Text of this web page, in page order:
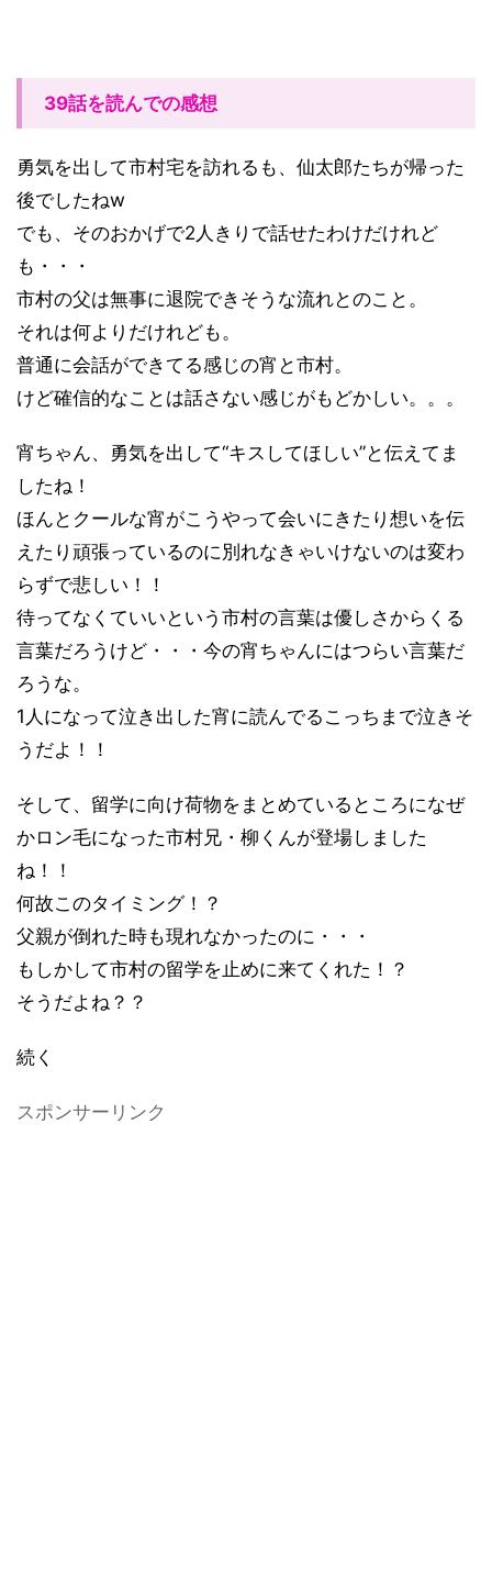
39話を読んでの感想
勇気を出して市村宅を訪れるも、仙太郎たちが帰った
後でしたねw
でも、そのおかげで2人きりで話せたわけだけれど
も・・・
市村の父は無事に退院できそうな流れとのこと。
それは何よりだけれども。
普通に会話ができてる感じの宵と市村。
けど確信的なことは話さない感じがもどかしい。。。
宵ちゃん、勇気を出して“キスしてほしい”と伝えてま
したね！
ほんとクールな宵がこうやって会いにきたり想いを伝
えたり頑張っているのに別れなきゃいけないのは変わ
らずで悲しい！！
待ってなくていいという市村の言葉は優しさからくる
言葉だろうけど・・・今の宵ちゃんにはつらい言葉だ
ろうな。
1人になって泣き出した宵に読んでるこっちまで泣きそ
うだよ！！
そして、留学に向け荷物をまとめているところになぜ
かロン毛になった市村兄・柳くんが登場しました
ね！！
何故このタイミング！？
父親が倒れた時も現れなかったのに・・・
もしかして市村の留学を止めに来てくれた！？
そうだよね？？
続く
スポンサーリンク